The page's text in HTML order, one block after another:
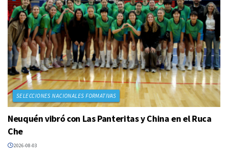
SELECCIONES NACIONALES FORMATIVAS
Neuquén vibró con Las Panteritas y China en el Ruca
Che
2026-08-03